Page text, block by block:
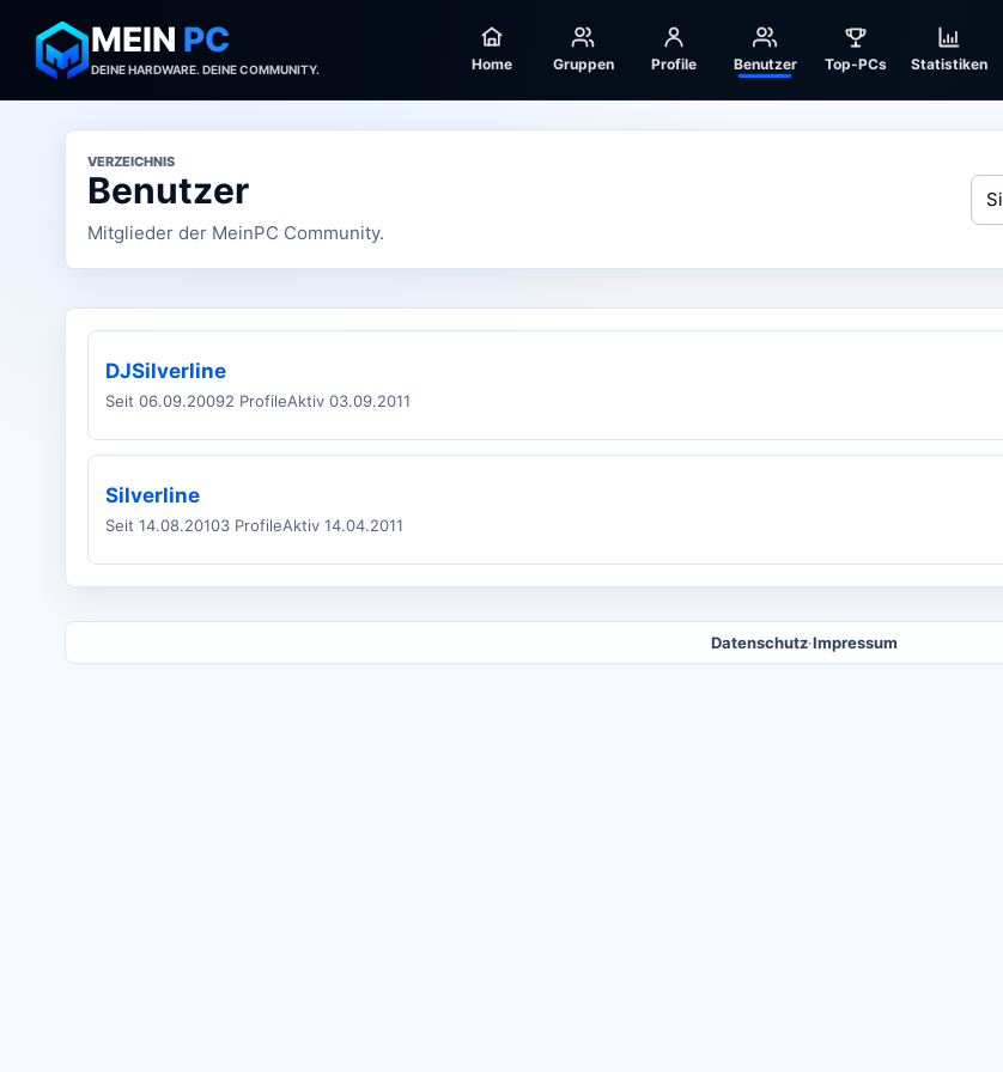
MEIN PC
DEINE HARDWARE. DEINE COMMUNITY. Home Gruppen Profile Benutzer Top-PCs Statistiken
VERZEICHNIS
Benutzer
Mitglieder der MeinPC Community.
DJSilverline
Seit 06.09.20092 ProfileAktiv 03.09.2011
Silverline
Seit 14.08.20103 ProfileAktiv 14.04.2011
Datenschutz·Impressum